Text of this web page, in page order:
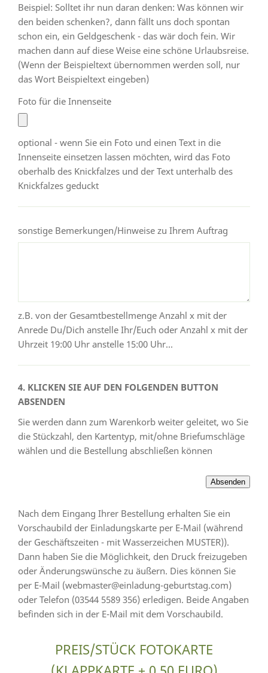
Beispiel: Solltet ihr nun daran denken: Was können wir
den beiden schenken?, dann fällt uns doch spontan
schon ein, ein Geldgeschenk - das wär doch fein. Wir
machen dann auf diese Weise eine schöne Urlaubsreise.
(Wenn der Beispieltext übernommen werden soll, nur
das Wort Beispieltext eingeben)
Foto für die Innenseite
optional - wenn Sie ein Foto und einen Text in die
Innenseite einsetzen lassen möchten, wird das Foto
oberhalb des Knickfalzes und der Text unterhalb des
Knickfalzes geduckt
sonstige Bemerkungen/Hinweise zu Ihrem Auftrag
z.B. von der Gesamtbestellmenge Anzahl x mit der
Anrede Du/Dich anstelle Ihr/Euch oder Anzahl x mit der
Uhrzeit 19:00 Uhr anstelle 15:00 Uhr...
4. KLICKEN SIE AUF DEN FOLGENDEN BUTTON
ABSENDEN
Sie werden dann zum Warenkorb weiter geleitet, wo Sie
die Stückzahl, den Kartentyp, mit/ohne Briefumschläge
wählen und die Bestellung abschließen können
Nach dem Eingang Ihrer Bestellung erhalten Sie ein
Vorschaubild der Einladungskarte per E-Mail (während
der Geschäftszeiten - mit Wasserzeichen MUSTER)).
Dann haben Sie die Möglichkeit, den Druck freizugeben
oder Änderungswünsche zu äußern. Dies können Sie
per E-Mail (webmaster@einladung-geburtstag.com)
oder Telefon (03544 5589 356) erledigen. Beide Angaben
befinden sich in der E-Mail mit dem Vorschaubild.
PREIS/STÜCK FOTOKARTE